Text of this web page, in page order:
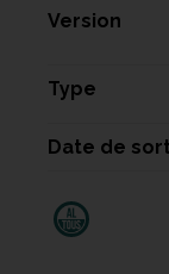
Version
Type
Date de